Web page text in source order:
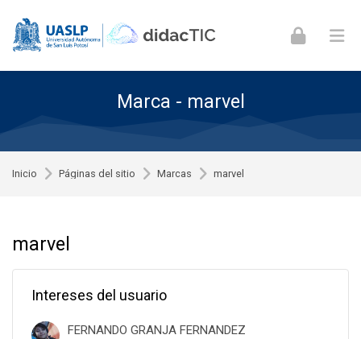
Marca - marvel
Inicio Páginas del sitio Marcas marvel
marvel
Intereses del usuario
FERNANDO GRANJA FERNANDEZ